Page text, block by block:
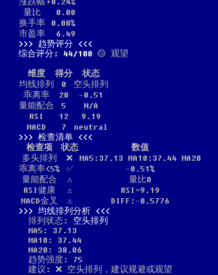
涨跌幅 +0.24%
量比
0.00
换手率
0.00%
市盈率
6.49
趋势评分
综合评分: 44/100 🟡 观望
维度 得分
状态
均线排列
0
空头排列
乖离率
20
-0.51
量能配合
5
N/A
RSI
12
9.19
MACD
7
neutral
检查清单
检查项
状态
数值
多头排列
❌
MA5:37.13 MA10:37.44 MA20
乖离率<5%
✅
-0.51%
量能配合
⚠️
量比0
RSI健康
⚠️
RSI=9.19
MACD金叉
⚠️
DIFF:-0.5776
均线排列分析
排列状态: 空头排列
MA5: 37.13
MA10: 37.44
MA20: 38.06
趋势强度: 75
建议: ❌ 空头排列，建议规避或观望